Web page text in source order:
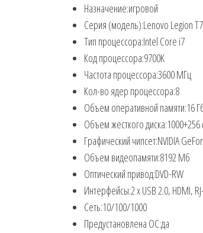
Назначение:игровой
Серия (модель):Lenovo Legion
Тип процессора:Intel Core i7
Код процессора:9700K
Частота процессора:3600 МГц
Кол-во ядер процессора:8
Объем оперативной памяти:16
Объем жесткого диска:
Графический чипсет:NVIDIA
Объем видеопамяти:8192 Мб
Оптический привод:DVD-RW
Интерфейсы:2 x USB 2.0, HDMI,
Сеть:10/100/1000
Предустановлена ОС:да